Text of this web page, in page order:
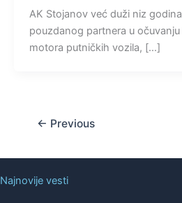
AK Stojanov već duži niz
pouzdanog partnera u
motora putničkih vozila, […]
← Previous
Najnovije vesti